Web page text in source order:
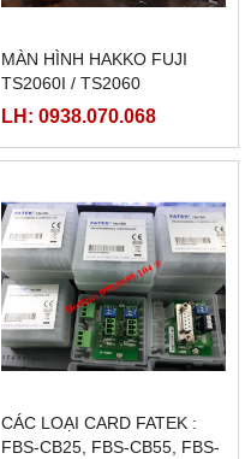
MÀN HÌNH HAKKO FUJI
TS2060I / TS2060
LH: 0938.070.068
CÁC LOẠI CARD FATEK :
FBS-CB25, FBS-CB55, FBS-